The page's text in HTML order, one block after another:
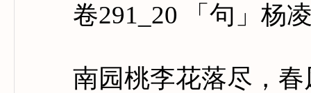
卷291_20 「句」杨
南园桃李花落尽，春